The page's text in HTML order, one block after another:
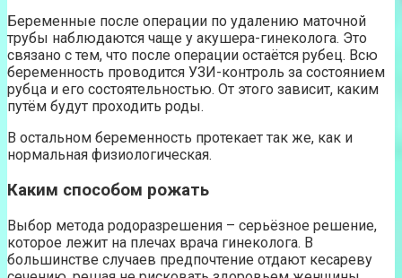
Беременные после операции по удалению маточной
трубы наблюдаются чаще у акушера-гинеколога. Это
связано с тем, что после операции остаётся рубец. Всю
беременность проводится УЗИ-контроль за состоянием
рубца и его состоятельностью. От этого зависит, каким
путём будут проходить роды.
В остальном беременность протекает так же, как и
нормальная физиологическая.
Каким способом рожать
Выбор метода родоразрешения – серьёзное решение,
которое лежит на плечах врача гинеколога. В
большинстве случаев предпочтение отдают кесареву